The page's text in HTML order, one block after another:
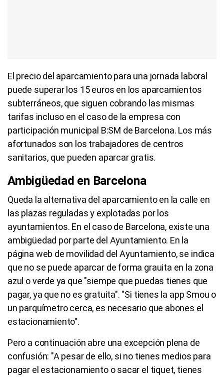
El precio del aparcamiento para una jornada laboral
puede superar los 15 euros en los aparcamientos
subterráneos, que siguen cobrando las mismas
tarifas incluso en el caso de la empresa con
participación municipal B:SM de Barcelona. Los más
afortunados son los trabajadores de centros
sanitarios, que pueden aparcar gratis.
Ambigüedad en Barcelona
Queda la alternativa del aparcamiento en la calle en
las plazas reguladas y explotadas por los
ayuntamientos. En el caso de Barcelona, existe una
ambigüedad por parte del Ayuntamiento. En la
página web de movilidad del Ayuntamiento, se indica
que no se puede aparcar de forma grauita en la zona
azul o verde ya que "siempe que puedas tienes que
pagar, ya que no es gratuita". "Si tienes la app Smou o
un parquímetro cerca, es necesario que abones el
estacionamiento".
Pero a continuación abre una excepción plena de
confusión: "A pesar de ello, si no tienes medios para
pagar el estacionamiento o sacar el tiquet, tienes